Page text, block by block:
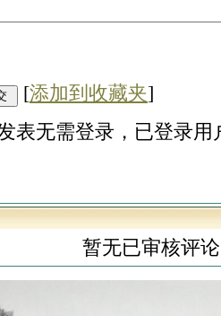
[添加到收藏夹]
表无需登录，已登录
暂无已审核评